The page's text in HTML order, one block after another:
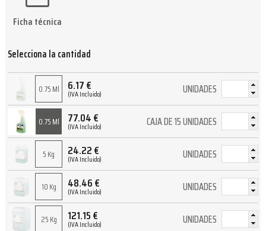
Selecciona la cantidad
0.75 Ml 6.17€
(IVA Incluido) UNIDADES
0.75 Ml 77.04€
(IVA Incluido) CAJA DE 15 UNIDADES
5 Kg 24.22€
(IVA Incluido) UNIDADES
10 Kg 48.46€
(IVA Incluido) UNIDADES
25 Kg 121.15€
(IVA Incluido) UNIDADES
Ficha técnica